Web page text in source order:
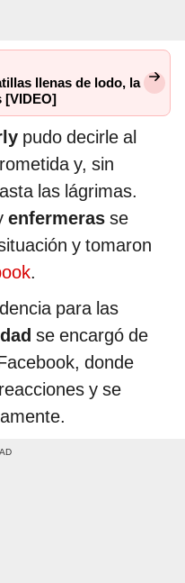
llenas de lodo, la
[VIDEO]
pudo decirle al
y, sin
las lágrimas.
enfermeras se
y tomaron
.
para las
se encargó de
donde
y se